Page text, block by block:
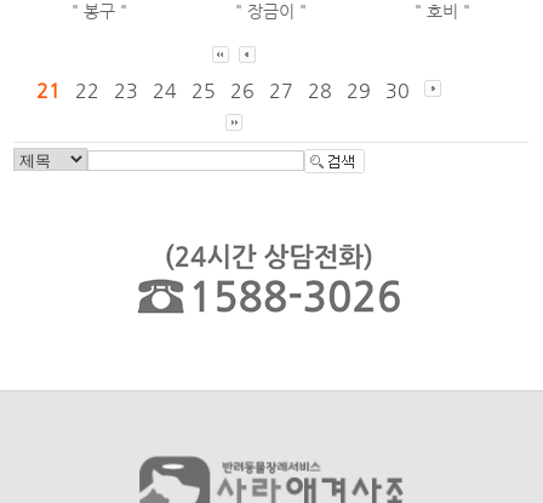
" 봉구 " " 장금이 " " 호비 "
21 22 23 24 25 26 27 28 29 30